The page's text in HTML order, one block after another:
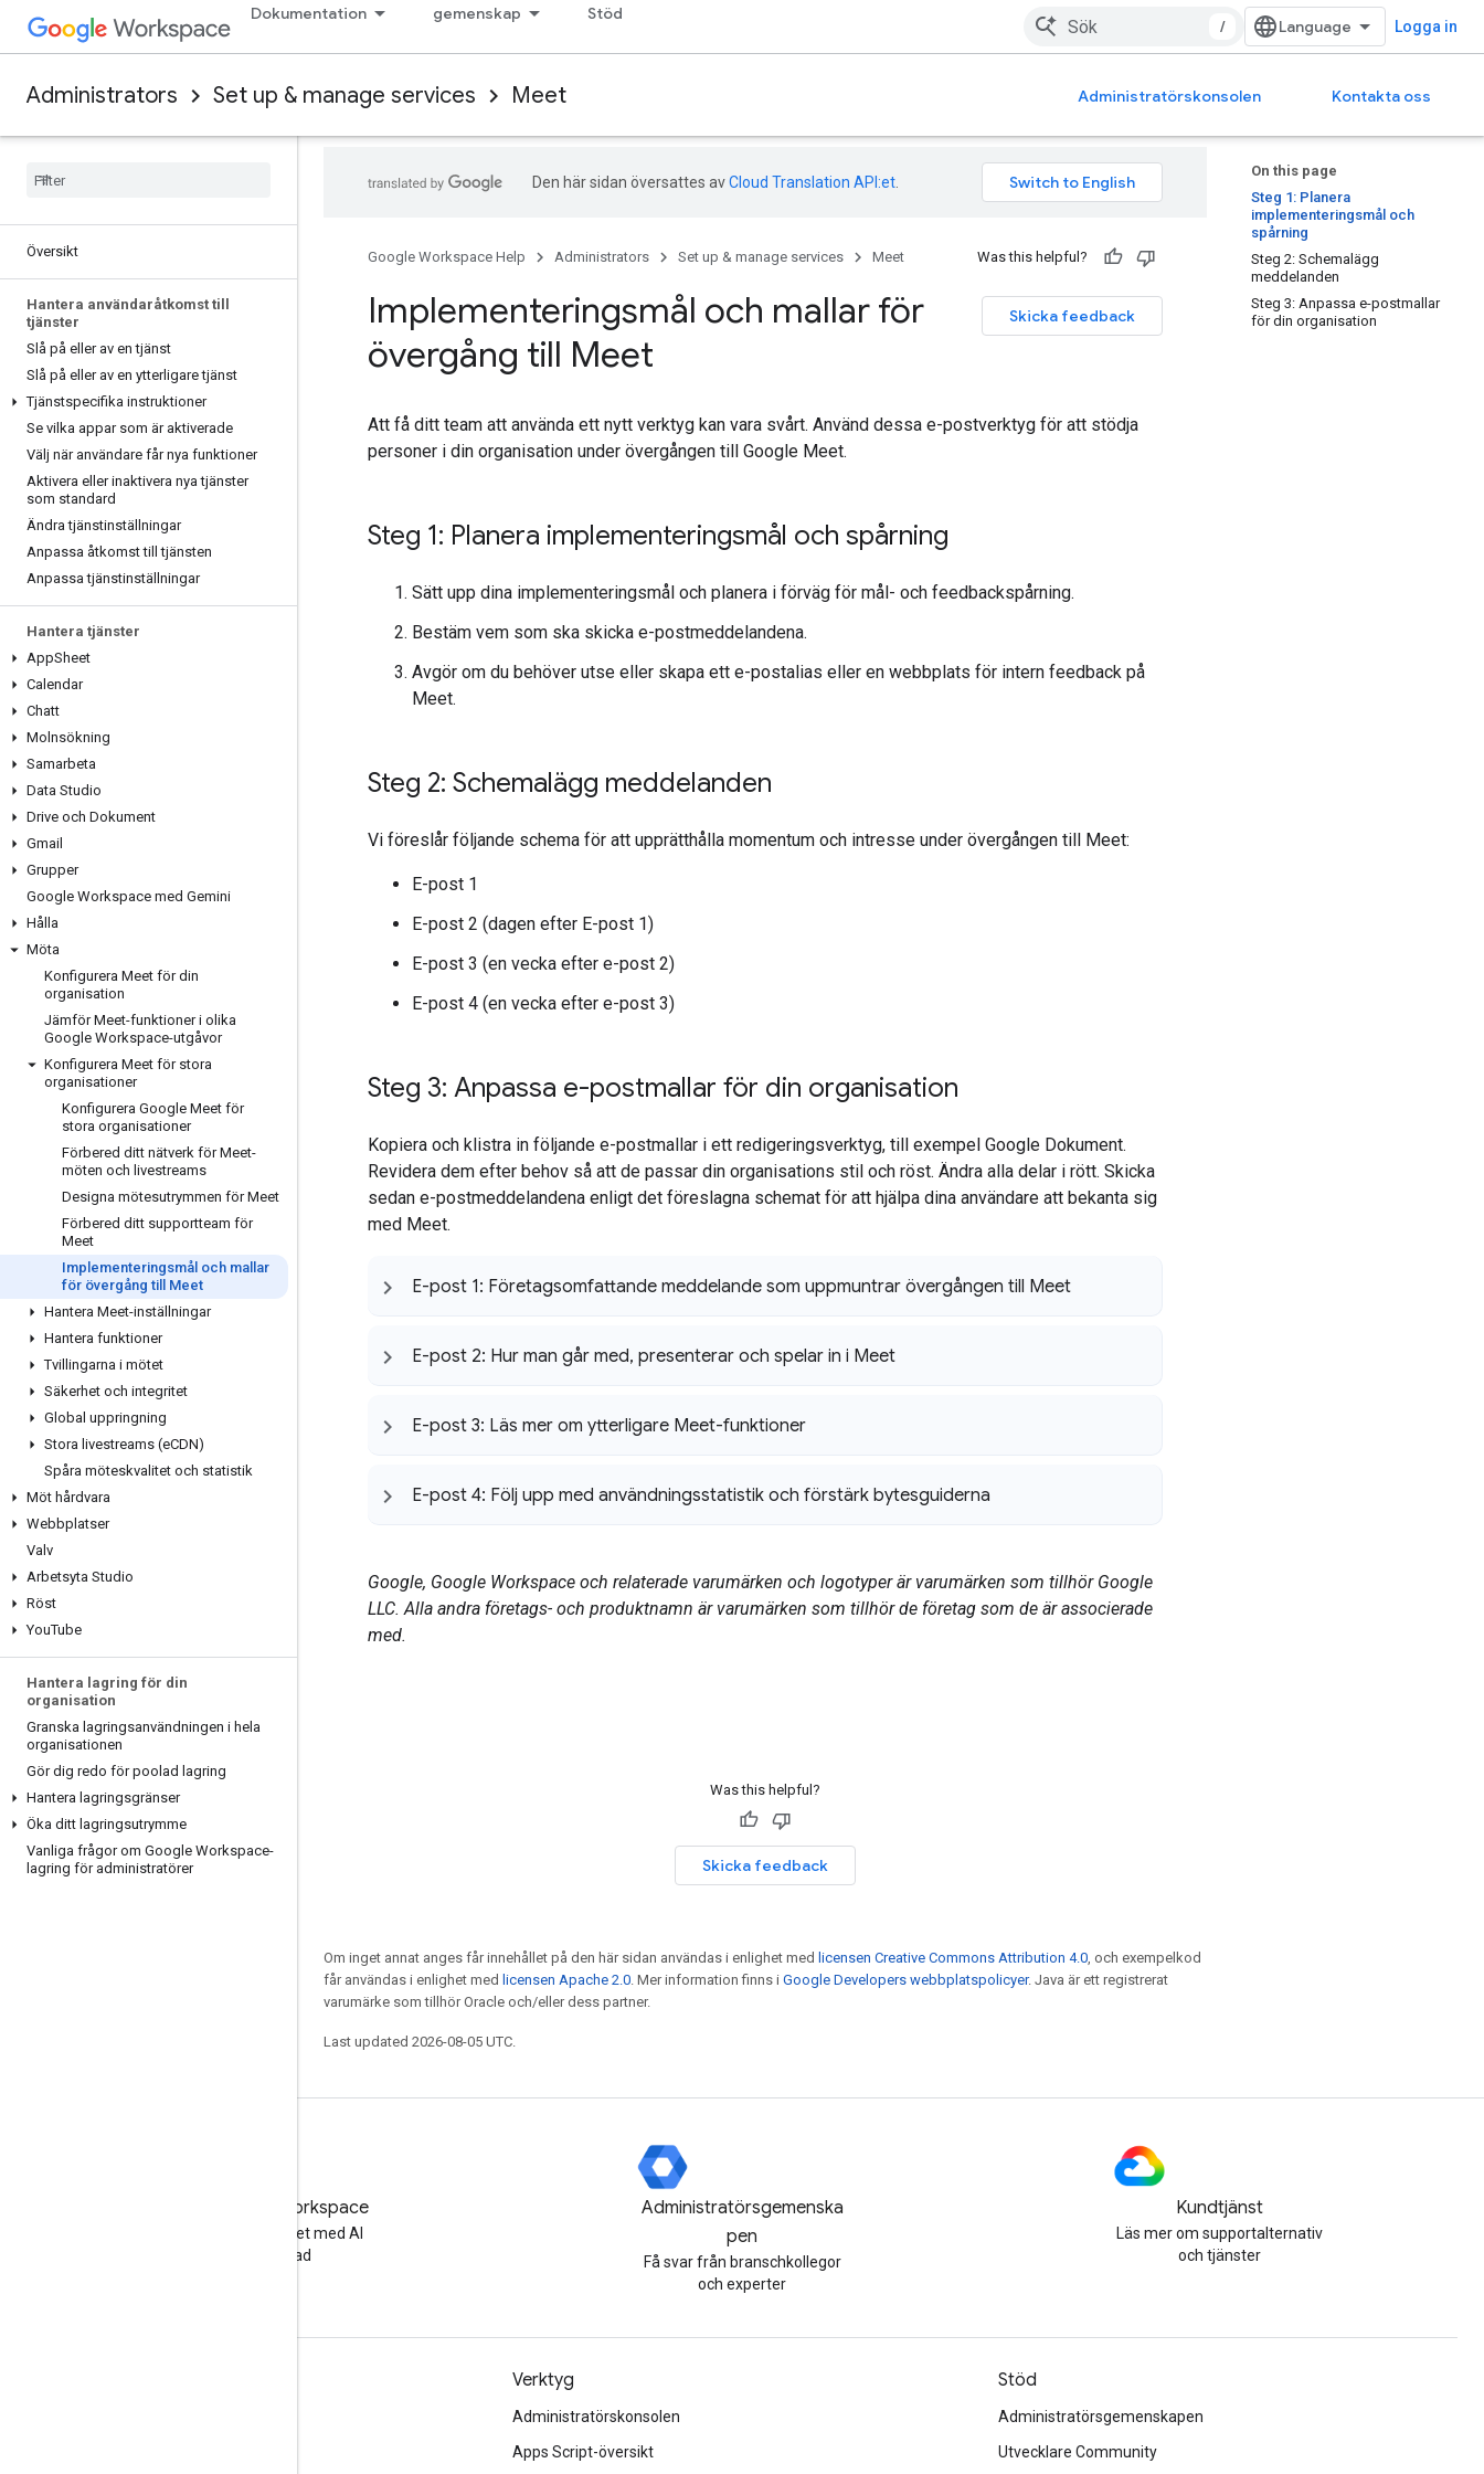
Dokumentation gemenskap Stöd
/ Logga in
Administrators Set up & manage services Meet Administratörskonsolen Kontakta oss
Översikt
Hantera användaråtkomst till
tjänster
Slå på eller av en tjänst
Slå på eller av en ytterligare tjänst
Tjänstspecifika instruktioner
Se vilka appar som är aktiverade
Välj när användare får nya funktioner
Aktivera eller inaktivera nya tjänster
som standard
Ändra tjänstinställningar
Anpassa åtkomst till tjänsten
Anpassa tjänstinställningar
Hantera tjänster
AppSheet
Calendar
Chatt
Molnsökning
Samarbeta
Data Studio
Drive och Dokument
Gmail
Grupper
Google Workspace med Gemini
Hålla
Möta
Konfigurera Meet för din
organisation
Jämför Meet-funktioner i olika
Google Workspace-utgåvor
Konfigurera Meet för stora
organisationer
Konfigurera Google Meet för
stora organisationer
Förbered ditt nätverk för Meet-
möten och livestreams
Designa mötesutrymmen för Meet
Förbered ditt supportteam för
Meet
Implementeringsmål och mallar
för övergång till Meet
Hantera Meet-inställningar
Hantera funktioner
Tvillingarna i mötet
Säkerhet och integritet
Global uppringning
Stora livestreams (eCDN)
Spåra möteskvalitet och statistik
Möt hårdvara
Webbplatser
Valv
Arbetsyta Studio
Röst
YouTube
Hantera lagring för din
organisation
Granska lagringsanvändningen i hela
organisationen
Gör dig redo för poolad lagring
Hantera lagringsgränser
Öka ditt lagringsutrymme
Vanliga frågor om Google Workspace-
lagring för administratörer
On this page
Steg 1: Planera
implementeringsmål och
spårning
Steg 2: Schemalägg
meddelanden
Steg 3: Anpassa e-postmallar
för din organisation
Den här sidan översattes avCloud Translation API:et
Google Workspace Help Administrators Set up & manage services Meet Was this helpful?
Skicka feedback
Implementeringsmål och mallar för
övergång till Meet
Att få ditt team att använda ett nytt verktyg kan vara svårt. Använd dessa e-postverktyg för att stödja
personer i din organisation under övergången till Google Meet.
Steg 1: Planera implementeringsmål och spårning
Sätt upp dina implementeringsmål och planera i förväg för mål- och feedbackspårning.
Bestäm vem som ska skicka e-postmeddelandena.
Avgör om du behöver utse eller skapa ett e-postalias eller en webbplats för intern feedback på
Meet.
Steg 2: Schemalägg meddelanden
Vi föreslår följande schema för att upprätthålla momentum och intresse under övergången till Meet:
E-post 1
E-post 2 (dagen efter E-post 1)
E-post 3 (en vecka efter e-post 2)
E-post 4 (en vecka efter e-post 3)
Steg 3: Anpassa e-postmallar för din organisation
Kopiera och klistra in följande e-postmallar i ett redigeringsverktyg, till exempel Google Dokument.
Revidera dem efter behov så att de passar din organisations stil och röst. Ändra alla delar i rött. Skicka
sedan e-postmeddelandena enligt det föreslagna schemat för att hjälpa dina användare att bekanta sig
med Meet.
E-post 1: Företagsomfattande meddelande som uppmuntrar övergången till Meet
E-post 2: Hur man går med, presenterar och spelar in i Meet
E-post 3: Läs mer om ytterligare Meet-funktioner
E-post 4: Följ upp med användningsstatistik och förstärk bytesguiderna
Google, Google Workspace och relaterade varumärken och logotyper är varumärken som tillhör Google
LLC. Alla andra företags- och produktnamn är varumärken som tillhör de företag som de är associerade
med.
Was this helpful?
Skicka feedback
Om inget annat anges får innehållet på den här sidan användas i enlighet med licensen Creative Commons Attribution 4.0, och exempelkod
får användas i enlighet med licensen Apache 2.0. Mer information finns i Google Developers webbplatspolicyer. Java är ett registrerat
varumärke som tillhör Oracle och/eller dess partner.
Last updated 2026-08-05 UTC.
Testa Google Workspace
Öka din produktivitet med AI
utan kostnad
Administratörsgemenska
pen
Få svar från branschkollegor
och experter
Kundtjänst
Läs mer om supportalternativ
och tjänster
Verktyg
Administratörskonsolen
Apps Script-översikt
Stöd
Administratörsgemenskapen
Utvecklare Community